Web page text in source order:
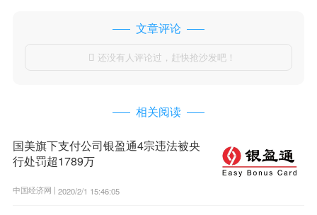
文章评论
 还没有人评论过，赶快抢沙发吧！
相关阅读
国美旗下支付公司银盈通4宗违法被央
行处罚超1789万
中国经济网 | 2020/2/1 15:46:05